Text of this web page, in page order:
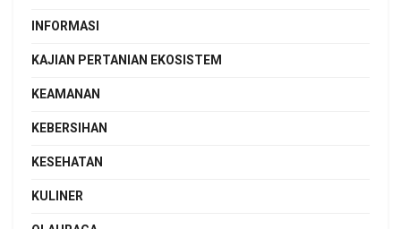
INFORMASI
KAJIAN PERTANIAN EKOSISTEM
KEAMANAN
KEBERSIHAN
KESEHATAN
KULINER